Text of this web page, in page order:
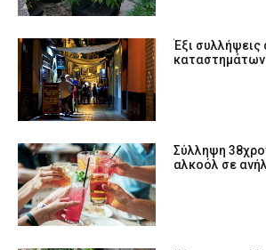
Έξι συλλήψεις
καταστημάτων
Σύλληψη
αλκοόλ σε